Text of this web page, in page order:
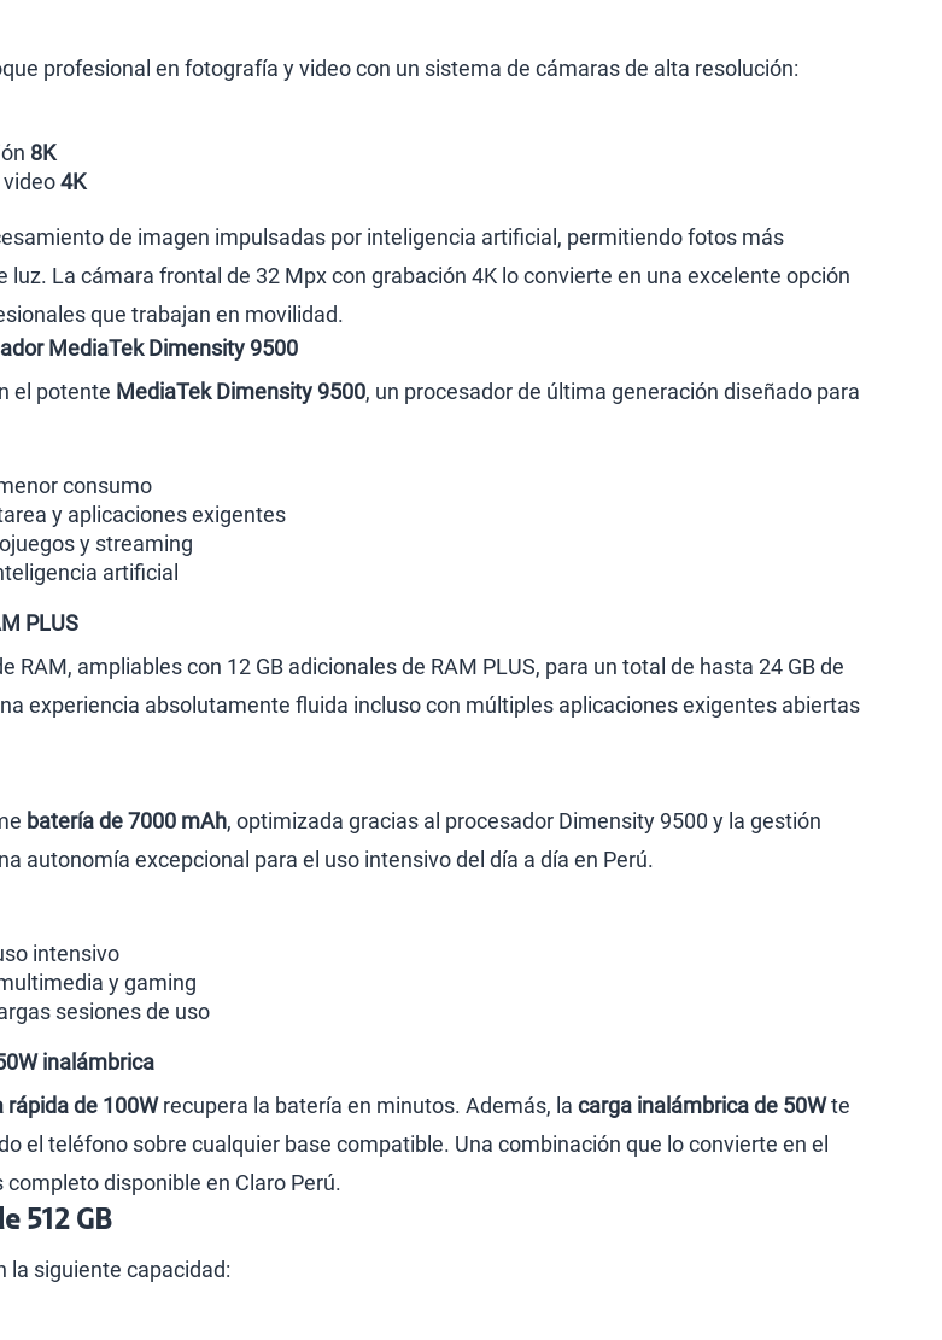
profesional en fotografía y video con un sistema de cámaras de alta resolución:
8K
4K
de imagen impulsadas por inteligencia artificial, permitiendo fotos más
luz. La cámara frontal de 32 Mpx con grabación 4K lo convierte en una excelente opción
que trabajan en movilidad.
MediaTek Dimensity 9500
el potente MediaTek Dimensity 9500, un procesador de última generación diseñado para
consumo
y aplicaciones exigentes
y streaming
artificial
PLUS
RAM, ampliables con 12 GB adicionales de RAM PLUS, para un total de hasta 24 GB de
experiencia absolutamente fluida incluso con múltiples aplicaciones exigentes abiertas
batería de 7000 mAh, optimizada gracias al procesador Dimensity 9500 y la gestión
autonomía excepcional para el uso intensivo del día a día en Perú.
intensivo
y gaming
sesiones de uso
inalámbrica
rápida de 100Wrecupera la batería en minutos. Además, la carga inalámbrica de 50Wte
el teléfono sobre cualquier base compatible. Una combinación que lo convierte en el
disponible en Claro Perú.
512 GB
la siguiente capacidad: